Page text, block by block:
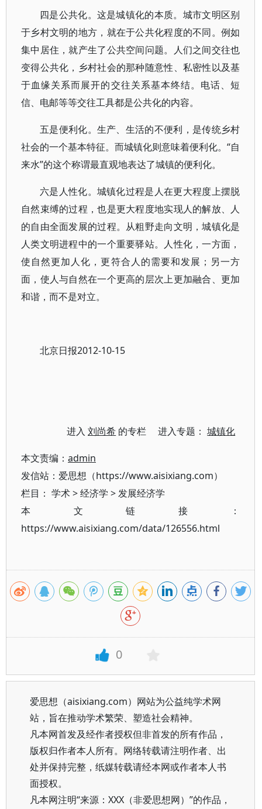
四是公共化。这是城镇化的本质。城市文明区别
于乡村文明的地方，就在于公共化程度的不同。例如
集中居住，就产生了公共空间问题。人们之间交往也
变得公共化，乡村社会的那种随意性、私密性以及基
于血缘关系而展开的交往关系基本终结。电话、短
信、电邮等等交往工具都是公共化的内容。
五是便利化。生产、生活的不便利，是传统乡村
社会的一个基本特征。而城镇化则意味着便利化。“自
来水”的这个称谓最直观地表达了城镇的便利化。
六是人性化。城镇化过程是人在更大程度上摆脱
自然束缚的过程，也是更大程度地实现人的解放、人
的自由全面发展的过程。从粗野走向文明，城镇化是
人类文明进程中的一个重要驿站。人性化，一方面，
使自然更加人化，更符合人的需要和发展；另一方
面，使人与自然在一个更高的层次上更加融合、更加
和谐，而不是对立。
北京日报2012-10-15
进入刘尚希 的专栏 进入专题：城镇化
本文责编： admin
发信站：爱思想（https://www.aisixiang.com）
栏目： 学术>经济学 >发展经济学
本文链接：
https://www.aisixiang.com/data/126556.html
0
爱思想（aisixiang.com）网站为公益纯学术网
站，旨在推动学术繁荣、塑造社会精神。
凡本网首发及经作者授权但非首发的所有作品，
版权归作者本人所有。网络转载请注明作者、出
处并保持完整，纸媒转载请经本网或作者本人书
面授权。
凡本网注明“来源：XXX（非爱思想网）”的作品，